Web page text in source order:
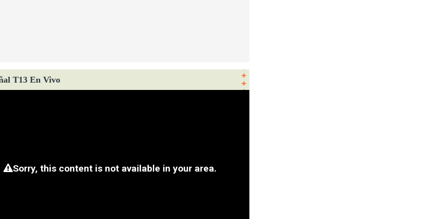
T13 En Vivo